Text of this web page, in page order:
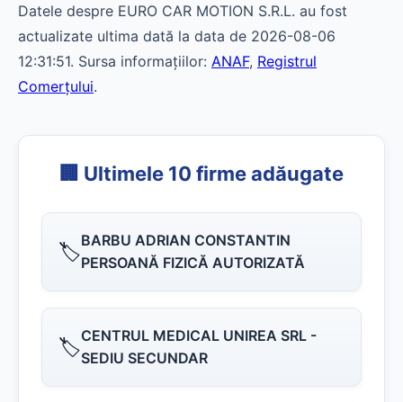
Datele despre EURO CAR MOTION S.R.L. au fost
actualizate ultima dată la data de 2026-08-06
12:31:51. Sursa informațiilor: ANAF, Registrul
Comerțului.
🏢 Ultimele 10 firme adăugate
🏷️BARBU ADRIAN CONSTANTIN
PERSOANĂ FIZICĂ AUTORIZATĂ
🏷️CENTRUL MEDICAL UNIREA SRL -
SEDIU SECUNDAR